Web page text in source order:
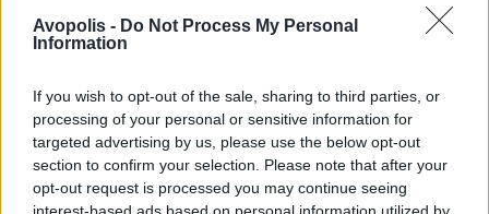
Avopolis - Do Not Process My Personal
Information
If you wish to opt-out of the sale, sharing to third parties, or
processing of your personal or sensitive information for
targeted advertising by us, please use the below opt-out
section to confirm your selection. Please note that after your
opt-out request is processed you may continue seeing